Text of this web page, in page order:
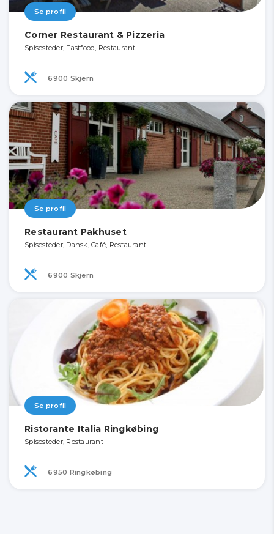
Se profil
Corner Restaurant & Pizzeria
Spisesteder, Fastfood, Restaurant
6900 Skjern
Se profil
Restaurant Pakhuset
Spisesteder, Dansk, Café, Restaurant
6900 Skjern
Se profil
Ristorante Italia Ringkøbing
Spisesteder, Restaurant
6950 Ringkøbing